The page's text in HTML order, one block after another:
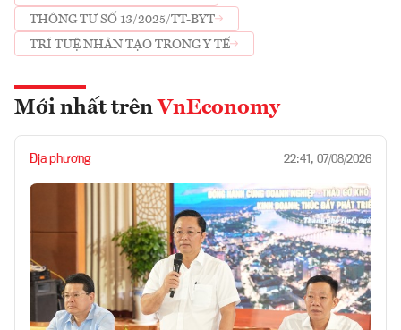
THÔNG TƯ SỐ 13/2025/TT-BYT
TRÍ TUỆ NHÂN TẠO TRONG Y TẾ
Mới nhất trên VnEconomy
Địa phương 22:41, 07/08/2026